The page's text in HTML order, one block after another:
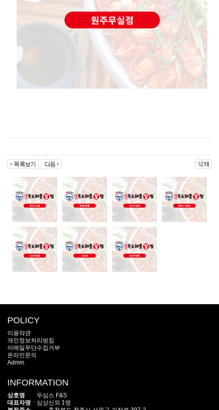
POLICY
이용약관
개인정보처리방침
이메일무단수집거부
온라인문의
Admin
INFORMATION
상호명 두심스 F&S
대표자명 심상신외 1명